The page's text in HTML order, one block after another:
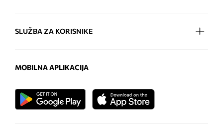
SLUŽBA ZA KORISNIKE
MOBILNA APLIKACIJA